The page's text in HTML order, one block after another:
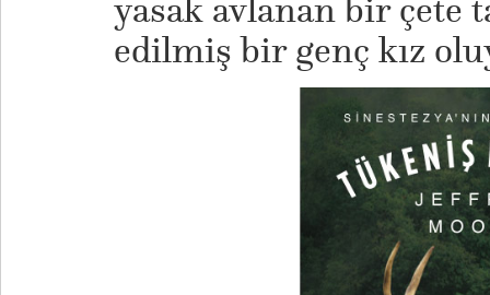
yasak avlanan bir çete
edilmiş bir genç kız